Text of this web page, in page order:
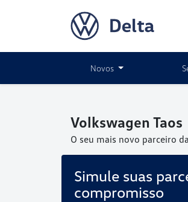
Novos
Volkswagen Taos
O seu mais novo parceiro
Simule suas
compromisso